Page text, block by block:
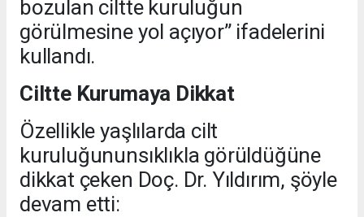
bozulan ciltte kuruluğun
görülmesine yol açıyor” ifadelerini
kullandı.
Ciltte Kurumaya Dikkat
Özellikle yaşlılarda cilt
kuruluğununsıklıkla görüldüğüne
dikkat çeken Doç. Dr. Yıldırım, şöyle
devam etti: